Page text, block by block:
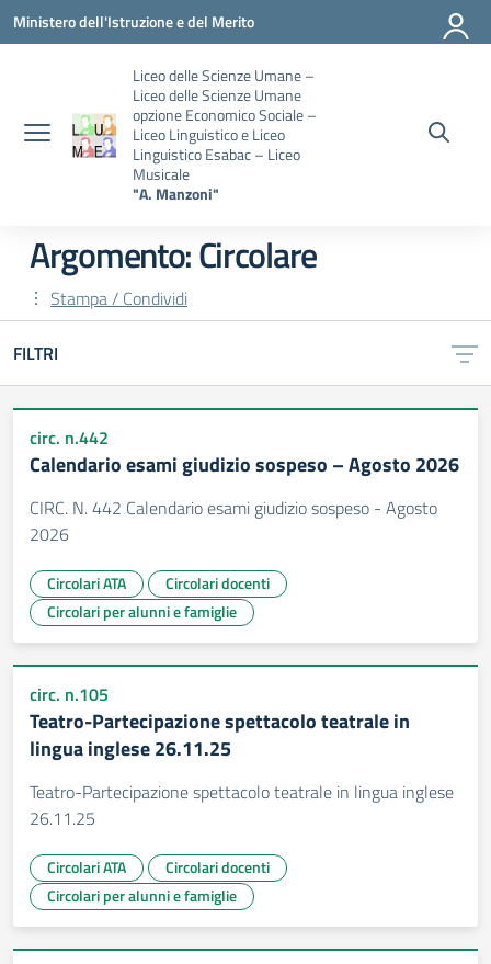
Vai ai contenuti
Vai al menu di navigazione
Vai al footer
Ministero dell'Istruzione e del Merito
Liceo delle Scienze Umane –
Liceo delle Scienze Umane
opzione Economico Sociale –
Liceo Linguistico e Liceo
Linguistico Esabac – Liceo
Musicale
"A. Manzoni"
Argomento: Circolare
Stampa / Condividi
FILTRI
circ. n.442
Calendario esami giudizio sospeso – Agosto 2026
CIRC. N. 442 Calendario esami giudizio sospeso - Agosto
2026
Circolari ATA
Circolari docenti
Circolari per alunni e famiglie
circ. n.105
Teatro-Partecipazione spettacolo teatrale in
lingua inglese 26.11.25
Teatro-Partecipazione spettacolo teatrale in lingua inglese
26.11.25
Circolari ATA
Circolari docenti
Circolari per alunni e famiglie